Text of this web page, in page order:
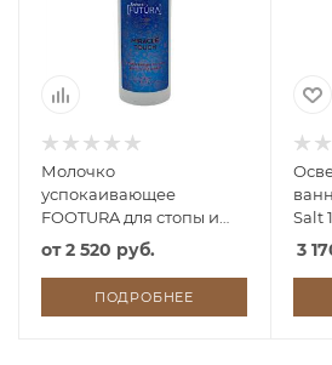
Молочко
успокаивающее
FOOTURA для стопы и
голени
от2 520 руб.
ПОДРОБНЕЕ
Salt
3